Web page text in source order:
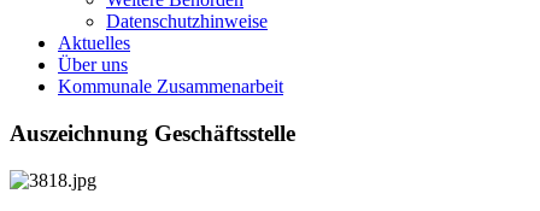
Datenschutzhinweise
Aktuelles
Über uns
Kommunale Zusammenarbeit
Auszeichnung Geschäftsstelle